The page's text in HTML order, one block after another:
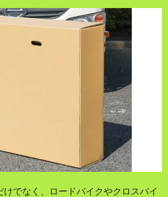
でなく、ロードバイクやクロスバイ